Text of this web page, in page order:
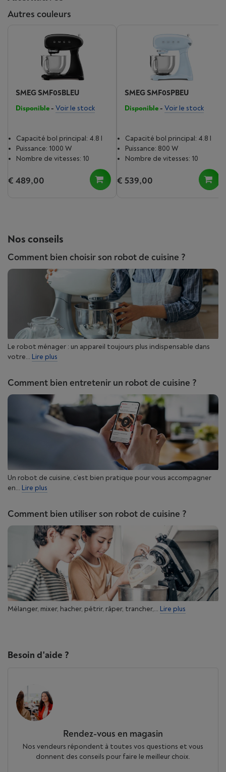
Autres couleurs
SMEG SMF05BLEU
Disponible- Voir le stock
Capacité bol principal: 4.8 l
Puissance: 1000 W
Nombre de vitesses: 10
€ 489,00
SMEG SMF05PBEU
Disponible- Voir le stock
Capacité bol principal: 4.8 l
Puissance: 800 W
Nombre de vitesses: 10
€ 539,00
Nos conseils
Comment bien choisir son robot de cuisine ?
Le robot ménager : un appareil toujours plus indispensable dans
votre... Lire plus
Comment bien entretenir un robot de cuisine ?
Un robot de cuisine, c’est bien pratique pour vous accompagner
en... Lire plus
Comment bien utiliser son robot de cuisine ?
Mélanger, mixer, hacher, pétrir, râper, trancher,... Lire plus
Besoin d'aide ?
Rendez-vous en magasin
Nos vendeurs répondent à toutes vos questions et vous
donnent des conseils pour faire le meilleur choix.